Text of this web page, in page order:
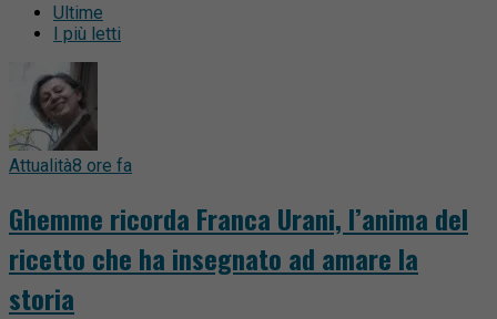
Ultime
I più letti
Attualità8 ore fa
Ghemme ricorda Franca Urani, l’anima del
ricetto che ha insegnato ad amare la
storia